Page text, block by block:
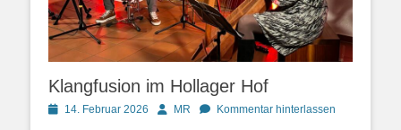
Klangfusion im Hollager Hof
Posted14. Februar 2026 AutorMR Kommentar hinterlassen